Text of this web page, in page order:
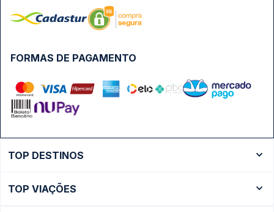
FORMAS DE PAGAMENTO
TOP DESTINOS
Ônibus São Paulo
TOP VIAÇÕES